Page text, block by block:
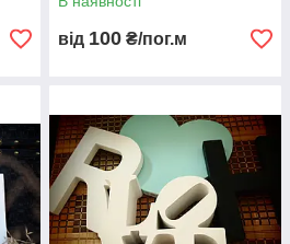
від 100 ₴/пог.м